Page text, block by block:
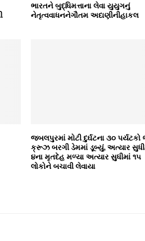
ભારતને બુદ્ધિમત્તાના લેવા યુયુગનું
નેતૃત્વવાધનનેગૌતમ અદાણીનીહાકલ
જબલપુરમાં મોટી દુર્ઘટના ૩૦
ક્રૂઝ બરગી ડેમમાં ડૂબ્યું, અત્યાર
૪ના મૃતદેહ મળ્યા અત્યાર સુધીમાં ૧૫
લોકોને બચાવી લેવાયા